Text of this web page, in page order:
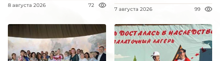
8 августа 2026 72
7 августа 2026 99